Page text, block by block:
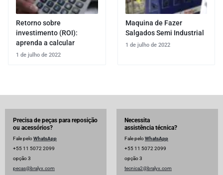
Retorno sobre
investimento (ROI):
aprenda a calcular
1 de julho de 2022
Maquina de Fazer
Salgados Semi Industrial
1 de julho de 2022
Precisa de peças para reposição
ou acessórios?
Fale peloWhatsApp
+55 11 5072 2099
opção 3
pecas@bralyx.com
Necessita
assistência técnica?
Fale peloWhatsApp
+55 11 5072 2099
opção 3
tecnica2@bralyx.com